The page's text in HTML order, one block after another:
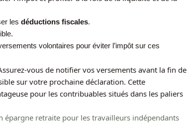
les déductions fiscales.
volontaires pour éviter l’impôt sur ces
vous de notifier vos versements avant la fin de
sur votre prochaine déclaration. Cette
pour les contribuables situés dans les paliers
épargne retraite pour les travailleurs indépendants